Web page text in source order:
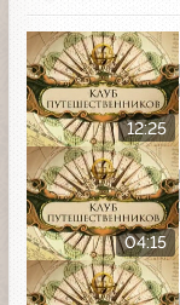
12:25
04:15